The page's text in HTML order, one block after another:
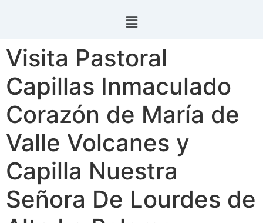
Visita Pastoral
Capillas Inmaculado
Corazón de María de
Valle Volcanes y
Capilla Nuestra
Señora De Lourdes de